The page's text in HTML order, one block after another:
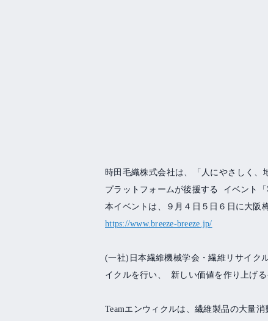
時田毛織株式会社は、「人にやさしく、
プラットフォームが後援する
イベント
本イベントは、９月４日５日６日に大阪
https://www.breeze-breeze.jp/
(一社) 日本繊維機械学会・繊維リサイク
イクルを行い、
新しい価値を作り上げる
Teamエンウィクルは、繊維製品の大量